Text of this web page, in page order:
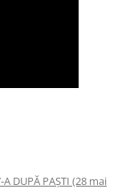
DUPĂ PAȘTI (28 mai